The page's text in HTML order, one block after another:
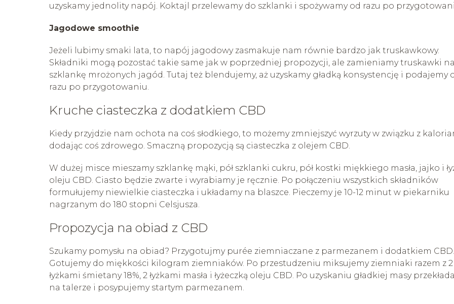
uzyskamy jednolity napój. Koktajl przelewamy do szklanki i spożywamy od razu po
Jagodowe smoothie
Jeżeli lubimy smaki lata, to napój jagodowy zasmakuje nam równie bardzo jak truskawkowy.
Składniki mogą pozostać takie same jak w poprzedniej propozycji, ale zamieniamy truskawki na
szklankę mrożonych jagód. Tutaj też blendujemy, aż uzyskamy gładką konsystencję i podajemy
razu po przygotowaniu.
Kruche ciasteczka z dodatkiem CBD
Kiedy przyjdzie nam ochota na coś słodkiego, to możemy zmniejszyć wyrzuty w związku z
dodając coś zdrowego. Smaczną propozycją są ciasteczka z olejem CBD.
W dużej misce mieszamy szklankę mąki, pół szklanki cukru, pół kostki miękkiego masła, jajko i
oleju CBD. Ciasto będzie zwarte i wyrabiamy je ręcznie. Po połączeniu wszystkich składników
formułujemy niewielkie ciasteczka i układamy na blaszce. Pieczemy je 10-12 minut w piekarniku
nagrzanym do 180 stopni Celsjusza.
Propozycja na obiad z CBD
Szukamy pomysłu na obiad? Przygotujmy purée ziemniaczane z parmezanem i dodatkiem CBD.
Gotujemy do miękkości kilogram ziemniaków. Po przestudzeniu miksujemy ziemniaki razem z 2
łyżkami śmietany 18%, 2 łyżkami masła i łyżeczką oleju CBD. Po uzyskaniu gładkiej masy
na talerze i posypujemy startym parmezanem.